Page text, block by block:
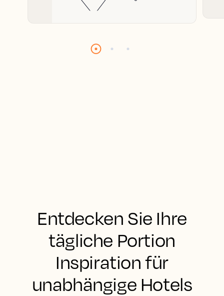
Entdecken Sie Ihre
tägliche Portion
Inspiration für
unabhängige Hotels